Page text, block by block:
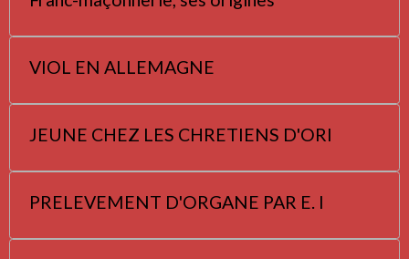
VIOL EN ALLEMAGNE
JEUNE CHEZ LES CHRETIENS D'ORI
PRELEVEMENT D'ORGANE PAR E. I